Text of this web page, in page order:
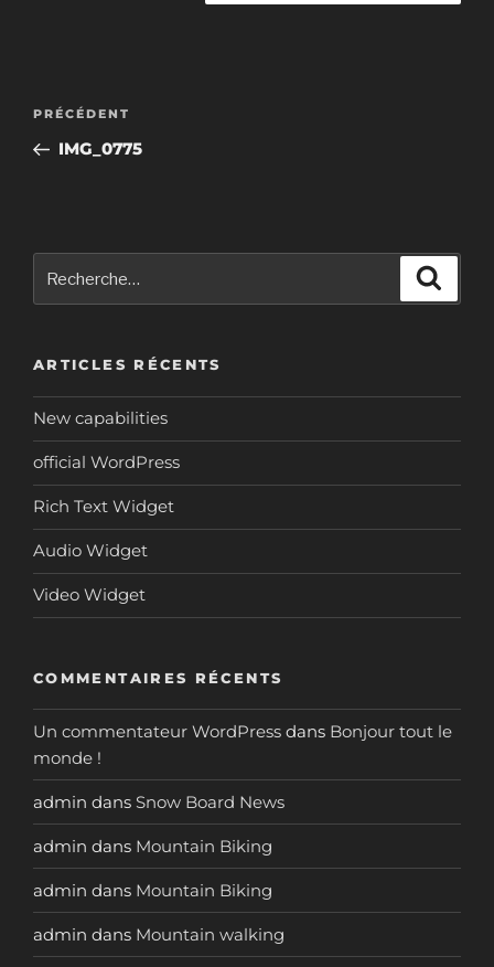
Navigation
l’article
Article
précédent
PRÉCÉDENT
IMG_0775
pour
ARTICLES RÉCENTS
New capabilities
official WordPress
Rich Text Widget
Audio Widget
Video Widget
COMMENTAIRES RÉCENTS
Un commentateur WordPress dans Bonjour tout le
monde !
admin dans Snow Board News
admin dans Mountain Biking
admin dans Mountain Biking
admin dans Mountain walking